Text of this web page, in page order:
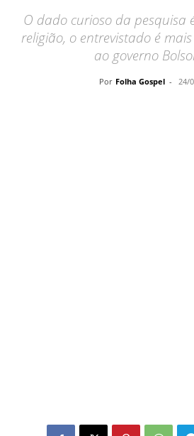
O dado curioso da pesquisa
religião, o entrevistado é
ao governo
Por Folha Gospel - 24/